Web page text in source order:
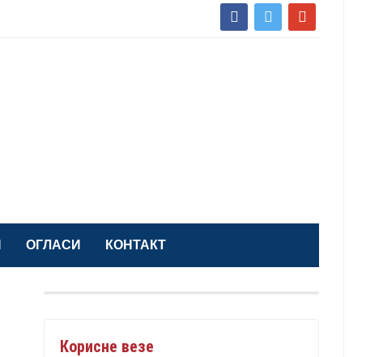
facebook twitter google
ОГЛАСИ КОНТАКТ
Корисне везе